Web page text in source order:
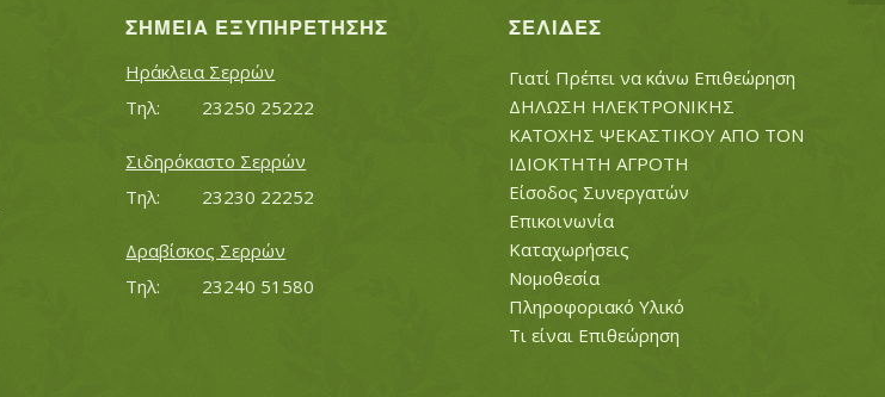
ΣΗΜΕΊΑ ΕΞΥΠΗΡΈΤΗΣΗΣ
Ηράκλεια Σερρών
Τηλ:		23250 25222
Σιδηρόκαστο Σερρών
Τηλ:		23230 22252
Δραβίσκος Σερρών
Τηλ:		23240 51580
ΣΕΛΊΔΕΣ
Γιατί Πρέπει να κάνω Επιθεώρηση
ΔΗΛΩΣΗ ΗΛΕΚΤΡΟΝΙΚΗΣ
ΚΑΤΟΧΗΣ ΨΕΚΑΣΤΙΚΟΥ ΑΠΟ ΤΟΝ
ΙΔΙΟΚΤΗΤΗ ΑΓΡΟΤΗ
Είσοδος Συνεργατών
Επικοινωνία
Καταχωρήσεις
Νομοθεσία
Πληροφοριακό Υλικό
Τι είναι Επιθεώρηση